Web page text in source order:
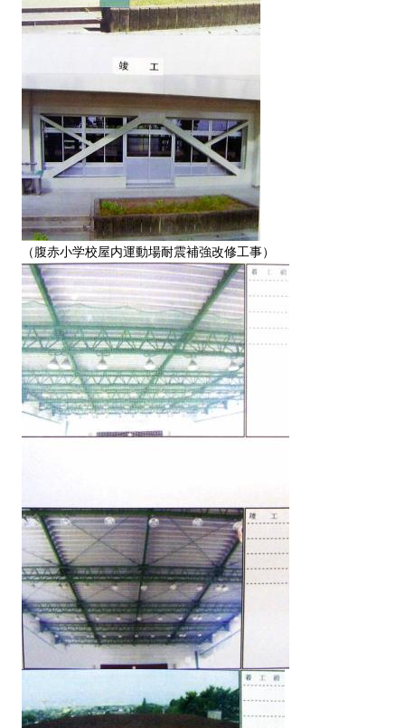
（腹赤小学校屋内運動場耐震補強改修工事）